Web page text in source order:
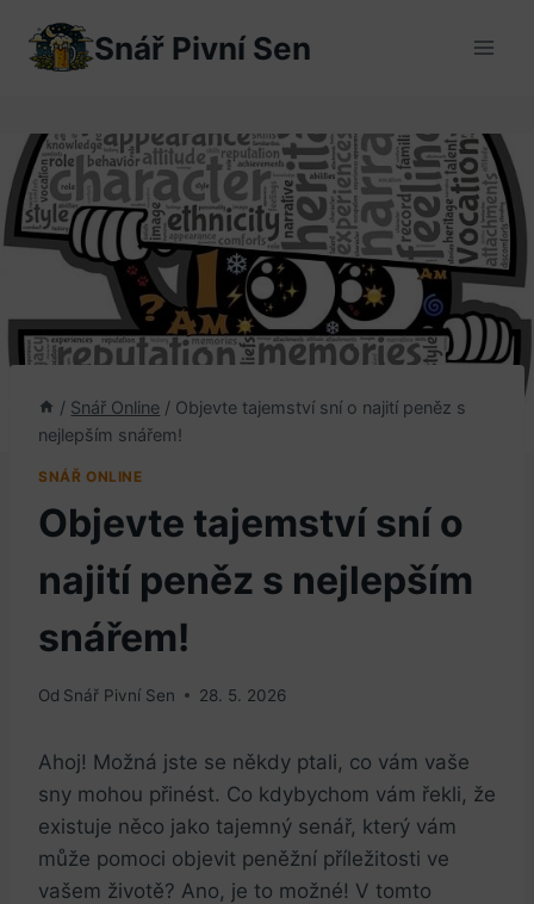
obsah
Snář Pivní Sen
/ Snář Online / Objevte tajemství sní o najití peněz s
nejlepším snářem!
SNÁŘ ONLINE
Objevte tajemství sní o
najití peněz s nejlepším
snářem!
Od Snář Pivní Sen 28. 5. 2026
Ahoj!⁢ Možná jste se někdy​ ptali, co vám ⁤vaše
sny mohou přinést. Co kdybychom vám řekli, že
existuje něco jako tajemný senář, který vám
může pomoci objevit peněžní ​příležitosti ve
vašem životě? ‍Ano,‍ je ‌to možné! ⁤V tomto